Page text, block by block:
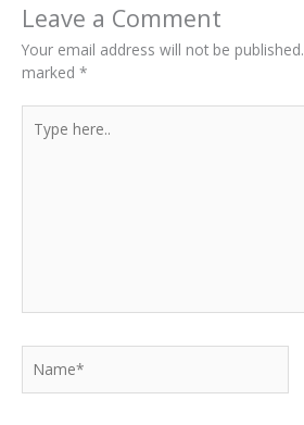
Leave a Comment
Your email address will not be published.
marked *
here..